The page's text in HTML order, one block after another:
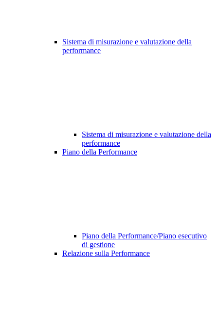
Sistema di misurazione e valutazione della
performance
Sistema di misurazione e valutazione della
performance
Piano della Performance
Piano della Performance/Piano esecutivo
di gestione
Relazione sulla Performance